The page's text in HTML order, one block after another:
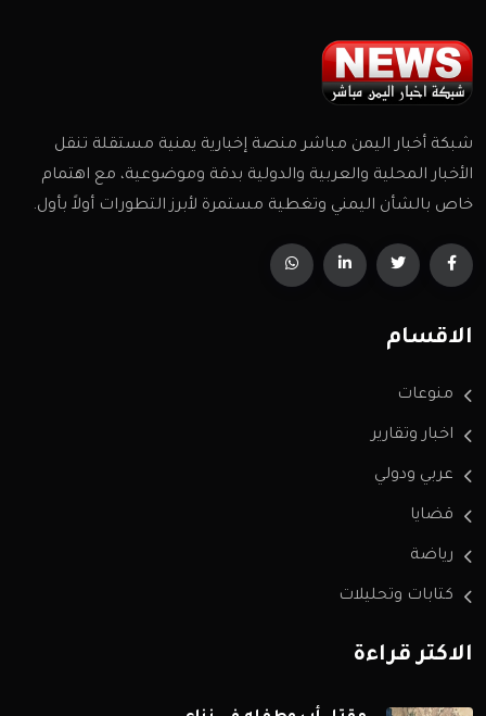
شبكة أخبار اليمن مباشر منصة إخبارية يمنية مستقلة تنقل
الأخبار المحلية والعربية والدولية بدقة وموضوعية، مع اهتمام
خاص بالشأن اليمني وتغطية مستمرة لأبرز التطورات أولاً بأول.
الاقسام
منوعات
اخبار وتقارير
عربي ودولي
قضايا
رياضة
كتابات وتحليلات
الاكثر قراءة